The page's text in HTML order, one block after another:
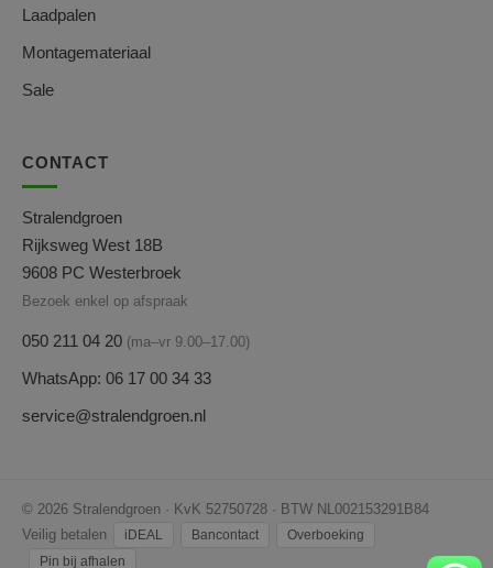
Laadpalen
Montagemateriaal
Sale
CONTACT
Stralendgroen
Rijksweg West 18B
9608 PC Westerbroek
Bezoek enkel op afspraak
050 211 04 20 (ma–vr 9.00–17.00)
WhatsApp: 06 17 00 34 33
service@stralendgroen.nl
© 2026 Stralendgroen · KvK 52750728 · BTW NL002153291B84
Veilig betalen
iDEAL Bancontact
Overboeking
Pin bij afhalen